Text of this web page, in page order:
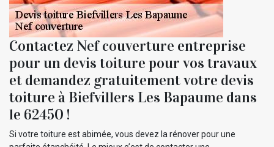
Contactez Nef couverture entreprise
pour un devis toiture pour vos travaux
et demandez gratuitement votre devis
toiture à Biefvillers Les Bapaume dans
le 62450 !
Si votre toiture est abimée, vous devez la rénover pour une